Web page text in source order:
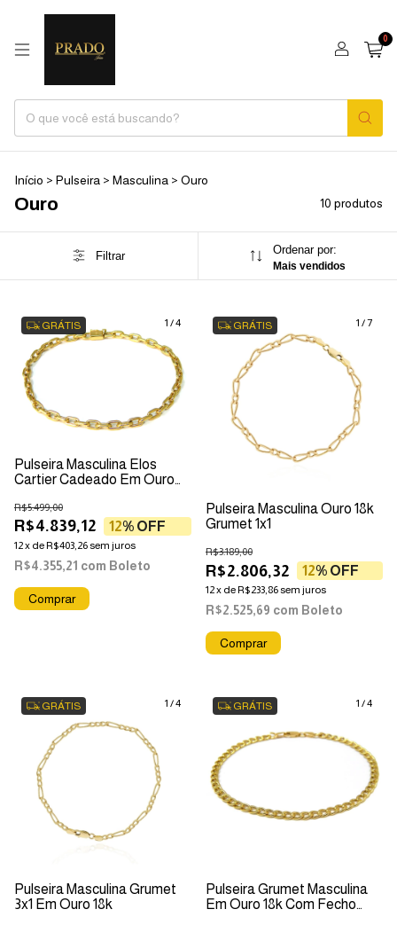
0
Início > Pulseira > Masculina > Ouro
Ouro 10 produtos
Filtrar Ordenar por:
Mais vendidos
1 /4
GRÁTIS
Pulseira Masculina Elos
Cartier Cadeado Em Ouro
R$4.839,12
R$5.499,00
12% OFF
12x deR$403,26sem juros
R$4.355,21 com Boleto
1 /7
GRÁTIS
Pulseira Masculina Ouro 18k
Grumet 1x1
R$2.806,32
R$3.189,00
12% OFF
12x deR$233,86sem juros
R$2.525,69 com Boleto
1 /4
GRÁTIS
Pulseira Masculina Grumet
3x1 Em Ouro 18k
1 /4
GRÁTIS
Pulseira Grumet Masculina
Em Ouro 18k Com Fecho